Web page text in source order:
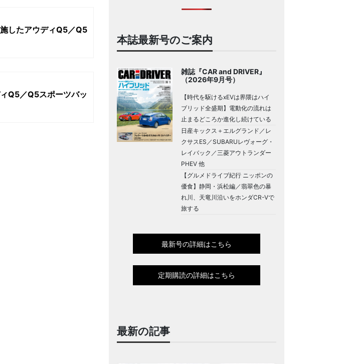
したアウディQ5／Q5
Q5／Q5スポーツバッ
本誌最新号のご案内
雑誌『CAR and DRIVER』
（2026年9月号）
【時代を駆けるxEVは界隈はハイ
ブリッド全盛期】電動化の流れは
止まるどころか進化し続けている
日産キックス＋エルグランド／レ
クサスES／SUBARUレヴォーグ・
レイバック／三菱アウトランダー
PHEV 他
【グルメドライブ紀行 ニッポンの
優食】静岡・浜松編／翡翠色の暴
れ川、天竜川沿いをホンダCR-Vで
旅する
最新号の詳細はこちら
定期購読の詳細はこちら
最新の記事